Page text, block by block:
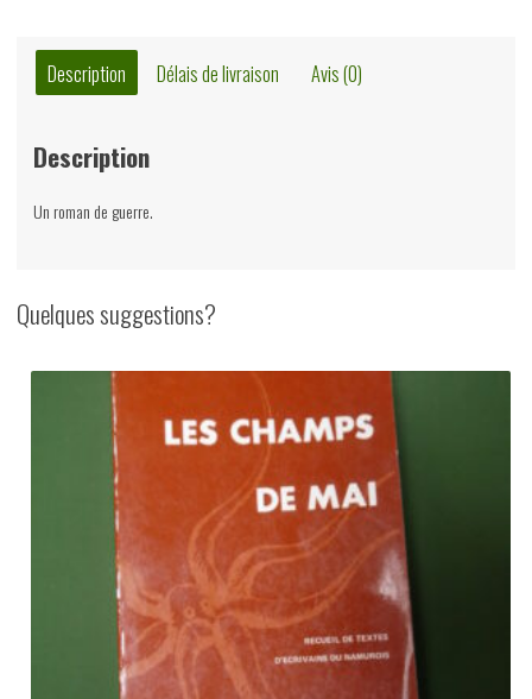
Description Délais de livraison Avis (0)
Description
Un roman de guerre.
Quelques suggestions?